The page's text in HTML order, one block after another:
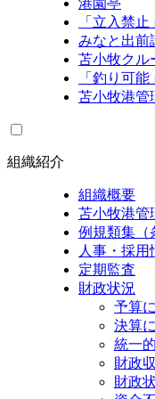
港園亭
「立入禁
みなと出前
苫小牧クル
「釣り可
苫小牧港管
組織紹介
組織概要
苫小牧港管
例規類集（
人事・採用
定期監査
財政状況
予算
決算
統一
財政
財政